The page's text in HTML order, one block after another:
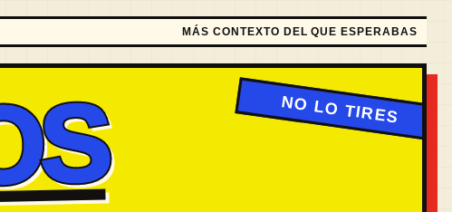
MÁS CONTEXTO DEL QUE ESPERABAS